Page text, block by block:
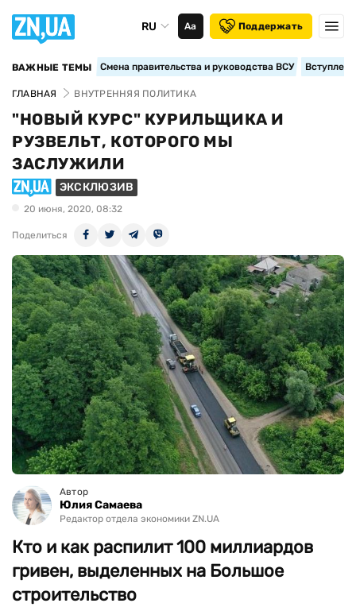
RU Аа Поддержать
ВАЖНЫЕ ТЕМЫ Смена правительства и руководства ВСУ
ГЛАВНАЯ ВНУТРЕННЯЯ ПОЛИТИКА
"НОВЫЙ КУРС" КУРИЛЬЩИКА И
РУЗВЕЛЬТ, КОТОРОГО МЫ
ЗАСЛУЖИЛИ
ЭКСКЛЮЗИВ
20 июня, 2020, 08:32
Поделиться
Автор
Юлия Самаева
Редактор отдела экономики ZN.UA
Кто и как распилит 100 миллиардов
гривен, выделенных на Большое
строительство